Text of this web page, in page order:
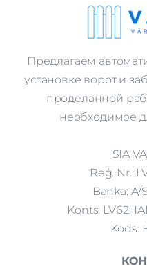
Предлагаем
установке ворот и
проделанной
необходимое
SIA
Reģ. Nr.:
Banka: A/
Konts:
Kods: